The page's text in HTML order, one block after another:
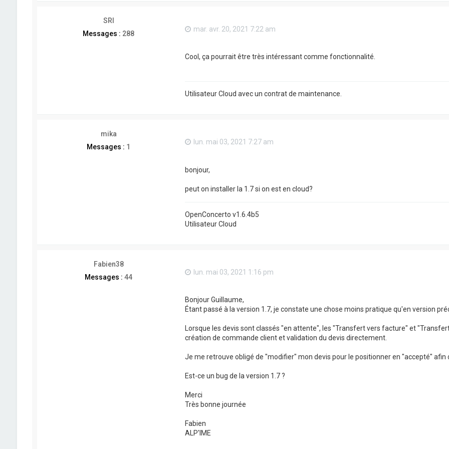
SRI
Messages : 288
mar. avr. 20, 2021 7:22 am
Cool, ça pourrait être très intéressant comme fonctionnalité.
Utilisateur Cloud avec un contrat de maintenance.
mika
Messages : 1
lun. mai 03, 2021 7:27 am
bonjour,
peut on installer la 1.7 si on est en cloud?
OpenConcerto v1.6.4b5
Utilisateur Cloud
Fabien38
Messages : 44
lun. mai 03, 2021 1:16 pm
Bonjour Guillaume,
Étant passé à la version 1.7, je constate une chose moins pratique qu'en version
Lorsque les devis sont classés "en attente", les "Transfert vers facture" et
création de commande client et validation du devis directement.
Je me retrouve obligé de "modifier" mon devis pour le positionner en "accepté" afin
Est-ce un bug de la version 1.7 ?
Merci
Très bonne journée
Fabien
ALP'IME